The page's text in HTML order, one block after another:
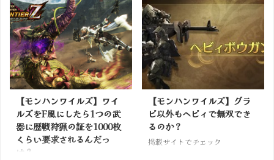
【モンハンワイルズ】ワイ
ルズをF風にしたら1つの武
器に歴戦狩猟の証を1000枚
くらい要求されるんだっ
け？
【モンハンワイルズ】グラ
ビ以外もヘビィで無双でき
るのか？
掲載サイトでチェック